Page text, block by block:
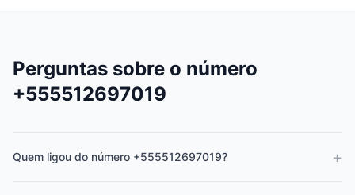
Perguntas sobre o número
+555512697019
Quem ligou do número +555512697019? +